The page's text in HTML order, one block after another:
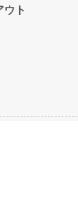
ト